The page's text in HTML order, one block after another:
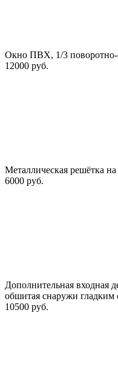
Окно ПВХ, 1/3 поворотно-
12000 руб.
Металлическая решётка
6000 руб.
Дополнительная входная
обшитая снаружи
10500 руб.